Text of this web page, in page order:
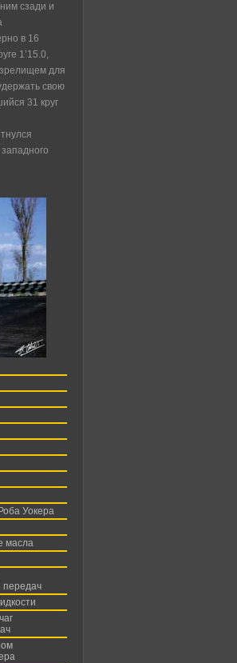
сзади и
в 16
1’15.0,
для
свою
31 круг
Уокера
масла
передач